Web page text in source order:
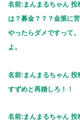
名前:まんまるちゃん 投
は？募金？？？金策に
やったらダメですって
よ。
名前:まんまるちゃん 投
すずめと再婚しろ！！
名前:まんまるちゃん 投